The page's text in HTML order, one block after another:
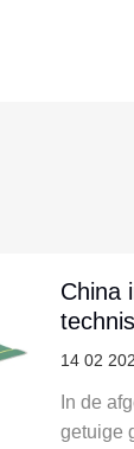
China
14 02
In de
getuige